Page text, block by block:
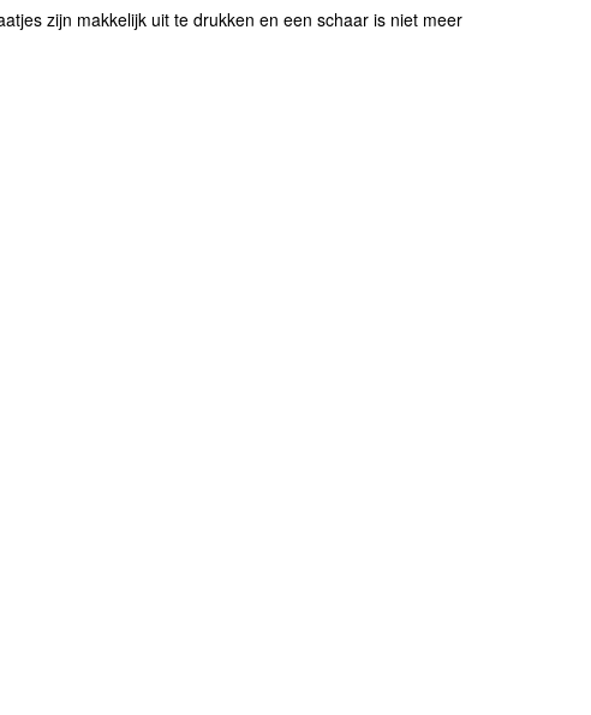
zijn makkelijk uit te drukken en een schaar is niet meer